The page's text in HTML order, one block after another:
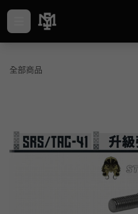
全部商品